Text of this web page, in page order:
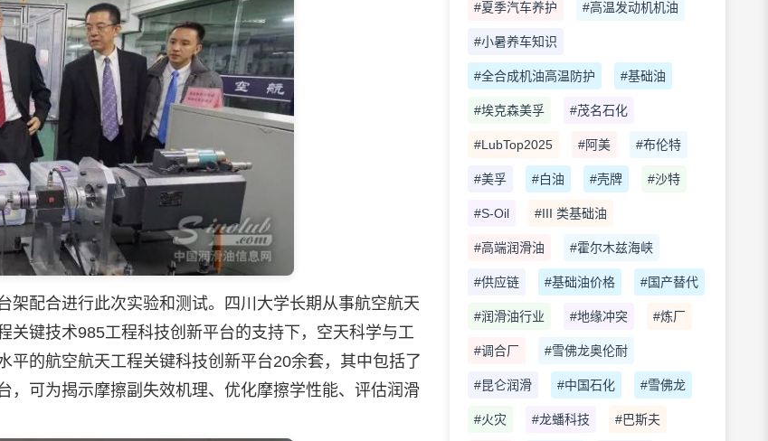
配合进行此次实验和测试。四川大学长期从事航空航天
关键技术985工程科技创新平台的支持下，空天科学与工
的航空航天工程关键科技创新平台20余套，其中包括了
，可为揭示摩擦副失效机理、优化摩擦学性能、评估润滑
#夏季汽车养护 #高温发动机机油
#小暑养车知识
#全合成机油高温防护 #基础油
#埃克森美孚 #茂名石化
#LubTop2025 #阿美 #布伦特
#美孚 #白油 #壳牌 #沙特
#S-Oil #III 类基础油
#高端润滑油 #霍尔木兹海峡
#供应链 #基础油价格 #国产替代
#润滑油行业 #地缘冲突 #炼厂
#调合厂 #雪佛龙奥伦耐
#昆仑润滑 #中国石化 #雪佛龙
#火灾 #龙蟠科技 #巴斯夫